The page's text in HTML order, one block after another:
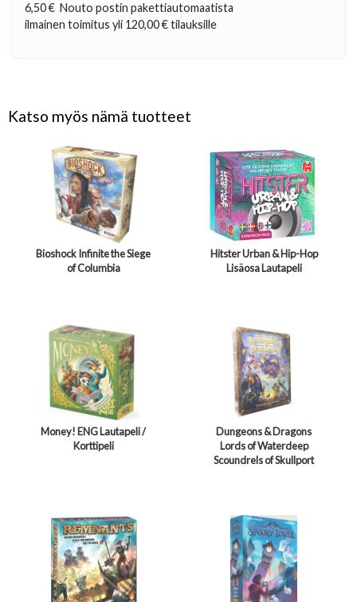
6,50 € Nouto postin pakettiautomaatista
ilmainen toimitus yli 120,00 €tilauksille
Katso myös nämä tuotteet
Bioshock Infinite the Siege
of Columbia
Hitster Urban & Hip-Hop
Lisäosa Lautapeli
Money! ENG Lautapeli /
Korttipeli
Dungeons & Dragons
Lords of Waterdeep
Scoundrels of Skullport